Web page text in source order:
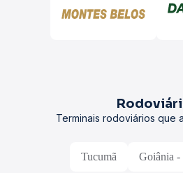
Terminais rodoviários que
Tucumã Goiânia -